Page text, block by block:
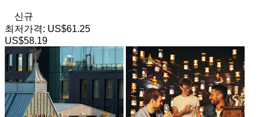
신규
최저가격: US$61.25
US$58.19